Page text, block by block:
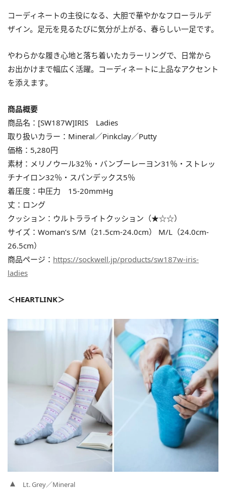
コーディネートの主役になる、大胆で華やかなフローラルデ
ザイン。足元を見るたびに気分が上がる、春らしい一足です。
やわらかな履き心地と落ち着いたカラーリングで、日常から
お出かけまで幅広く活躍。コーディネートに上品なアクセント
を添えます。
商品概要
商品名：[SW187W]IRIS Ladies
取り扱いカラー：Mineral／Pinkclay／Putty
価格：5,280円
素材：メリノウール32％・バンブーレーヨン31％・ストレッ
チナイロン32％・スパンデックス5％
着圧度：中圧力 15-20mmHg
丈：ロング
クッション：ウルトラライトクッション（★☆☆）
サイズ：Woman’s S/M（21.5cm-24.0cm） M/L（24.0cm-
26.5cm）
商品ページ： https://sockwell.jp/products/sw187w-iris-
ladies
＜HEARTLINK＞
Lt. Grey／Mineral